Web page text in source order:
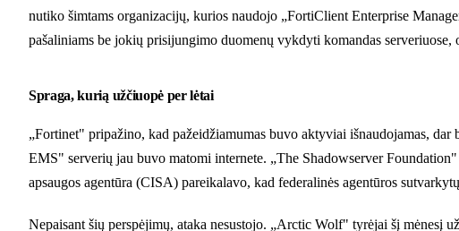
nutiko šimtams organizacijų, kurios naudojo „FortiClient Enterprise
pašaliniams be jokių prisijungimo duomenų vykdyti komandas
Spraga, kurią užčiuopė per lėtai
„Fortinet" pripažino, kad pažeidžiamumas buvo aktyviai išnaudojamas,
EMS" serverių jau buvo matomi internete. „The Shadowserver
apsaugos agentūra (CISA) pareikalavo, kad federalinės agentūros
Nepaisant šių perspėjimų, ataka nesustojo. „Arctic Wolf" tyrėjai šį mėnesį